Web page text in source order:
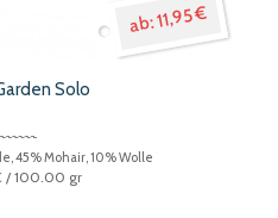
11,95 €
Solo
45% Mohair, 10% Wolle
/ 100.00 gr